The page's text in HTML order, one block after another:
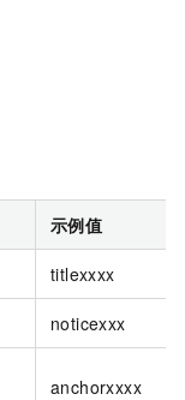
示例值
titlexxxx
noticexxx
anchorxxxx